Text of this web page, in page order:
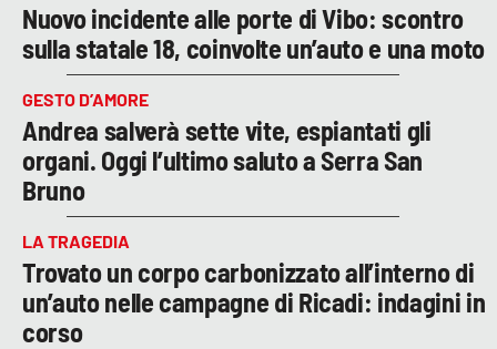
Nuovo incidente alle porte di Vibo: scontro
sulla statale 18, coinvolte un’auto e una moto
GESTO D’AMORE
Andrea salverà sette vite, espiantati gli
organi. Oggi l’ultimo saluto a Serra San
Bruno
LA TRAGEDIA
Trovato un corpo carbonizzato all’interno di
un’auto nelle campagne di Ricadi: indagini in
corso